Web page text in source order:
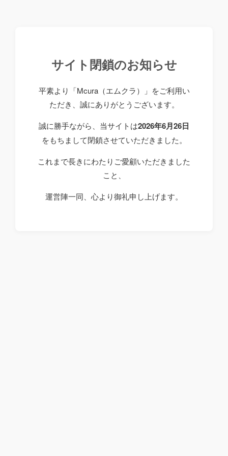
サイト閉鎖のお知らせ
平素より「Mcura（エムクラ）」をご利用い
ただき、誠にありがとうございます。
誠に勝手ながら、当サイトは2026年6月26日
をもちまして閉鎖させていただきました。
これまで長きにわたりご愛顧いただきました
こと、
運営陣一同、心より御礼申し上げます。